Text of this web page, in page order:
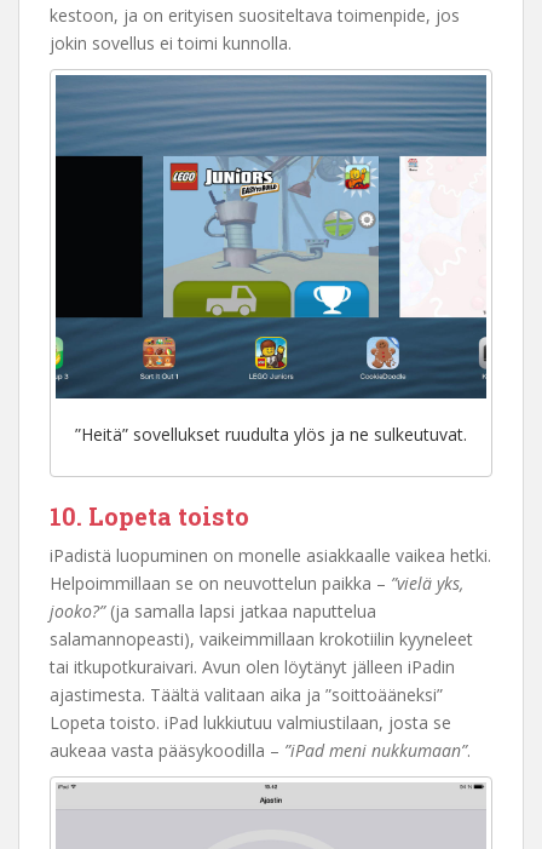
kestoon, ja on erityisen suositeltava toimenpide, jos
jokin sovellus ei toimi kunnolla.
”Heitä” sovellukset ruudulta ylös ja ne sulkeutuvat.
10. Lopeta toisto
iPadistä luopuminen on monelle asiakkaalle vaikea hetki.
Helpoimmillaan se on neuvottelun paikka – ”vielä yks,
jooko?”(ja samalla lapsi jatkaa naputtelua
salamannopeasti), vaikeimmillaan krokotiilin kyyneleet
tai itkupotkuraivari. Avun olen löytänyt jälleen iPadin
ajastimesta. Täältä valitaan aika ja ”soittoääneksi”
Lopeta toisto. iPad lukkiutuu valmiustilaan, josta se
aukeaa vasta pääsykoodilla – ”iPad meni nukkumaan”.